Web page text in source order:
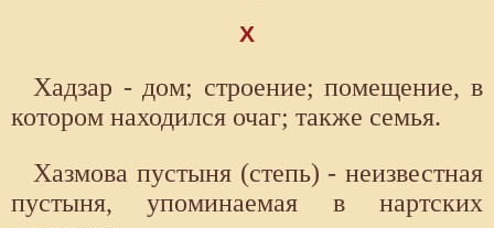
X
Хадзар - дом; строение; помещение, в
котором находился очаг; также семья.
Хазмова пустыня (степь) - неизвестная
пустыня, упоминаемая в нартских